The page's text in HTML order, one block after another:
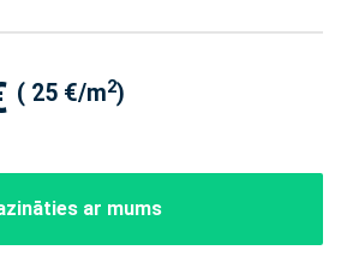
( 25 €/m2)
ar mums